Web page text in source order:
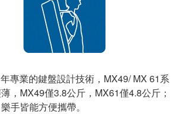
專業的鍵盤設計技術，MX49/ MX 61系
，MX49僅3.8公斤，MX61僅4.8公斤；
手皆能方便攜帶。